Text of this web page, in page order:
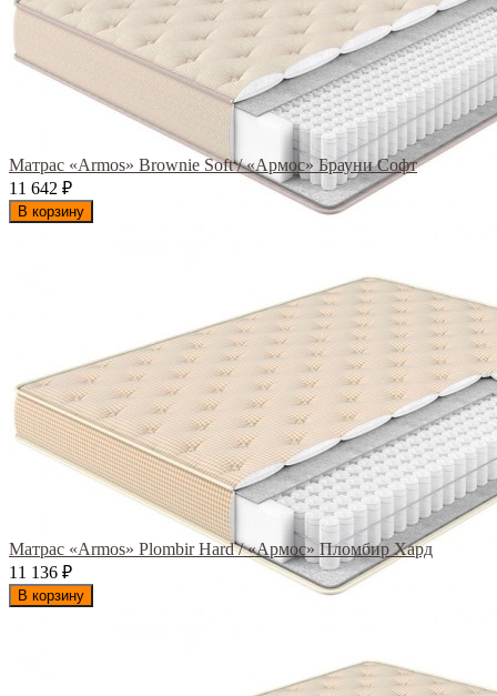
Матрас «Armos» Brownie Soft / «Армос» Брауни Софт
11 642 ₽
В корзину
Матрас «Armos» Plombir Hard / «Армос» Пломбир Хард
11 136 ₽
В корзину